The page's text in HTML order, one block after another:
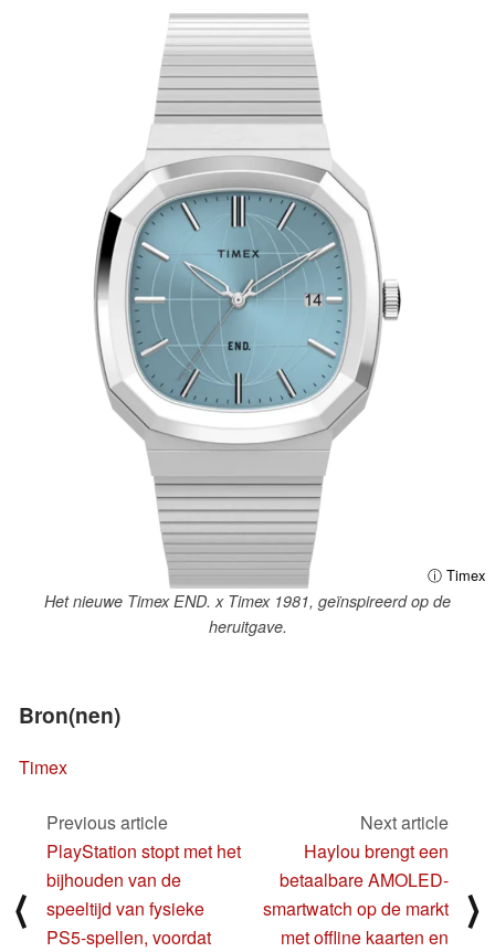
ⓘ Timex
Het nieuwe Timex END. x Timex 1981, geïnspireerd op de
heruitgave.
Bron(nen)
Timex
⟨
Previous article
PlayStation stopt met het
bijhouden van de
speeltijd van fysieke
PS5-spellen, voordat
Next article
Haylou brengt een
betaalbare AMOLED-
smartwatch op de markt
met offline kaarten en
⟩